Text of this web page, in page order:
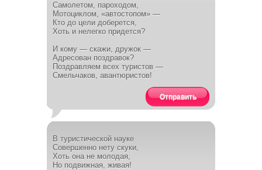
Самолетом, пароходом,
Мотоциклом, «автостопом» —
Кто до цели доберется,
Хоть и нелегко придется?
И кому — скажи, дружок —
Адресован поздравок?
Поздравляем всех туристов —
Смельчаков, авантюристов!
Отправить
В туристической науке
Совершенно нету скуки,
Хоть она не молодая,
Но подвижная, живая!